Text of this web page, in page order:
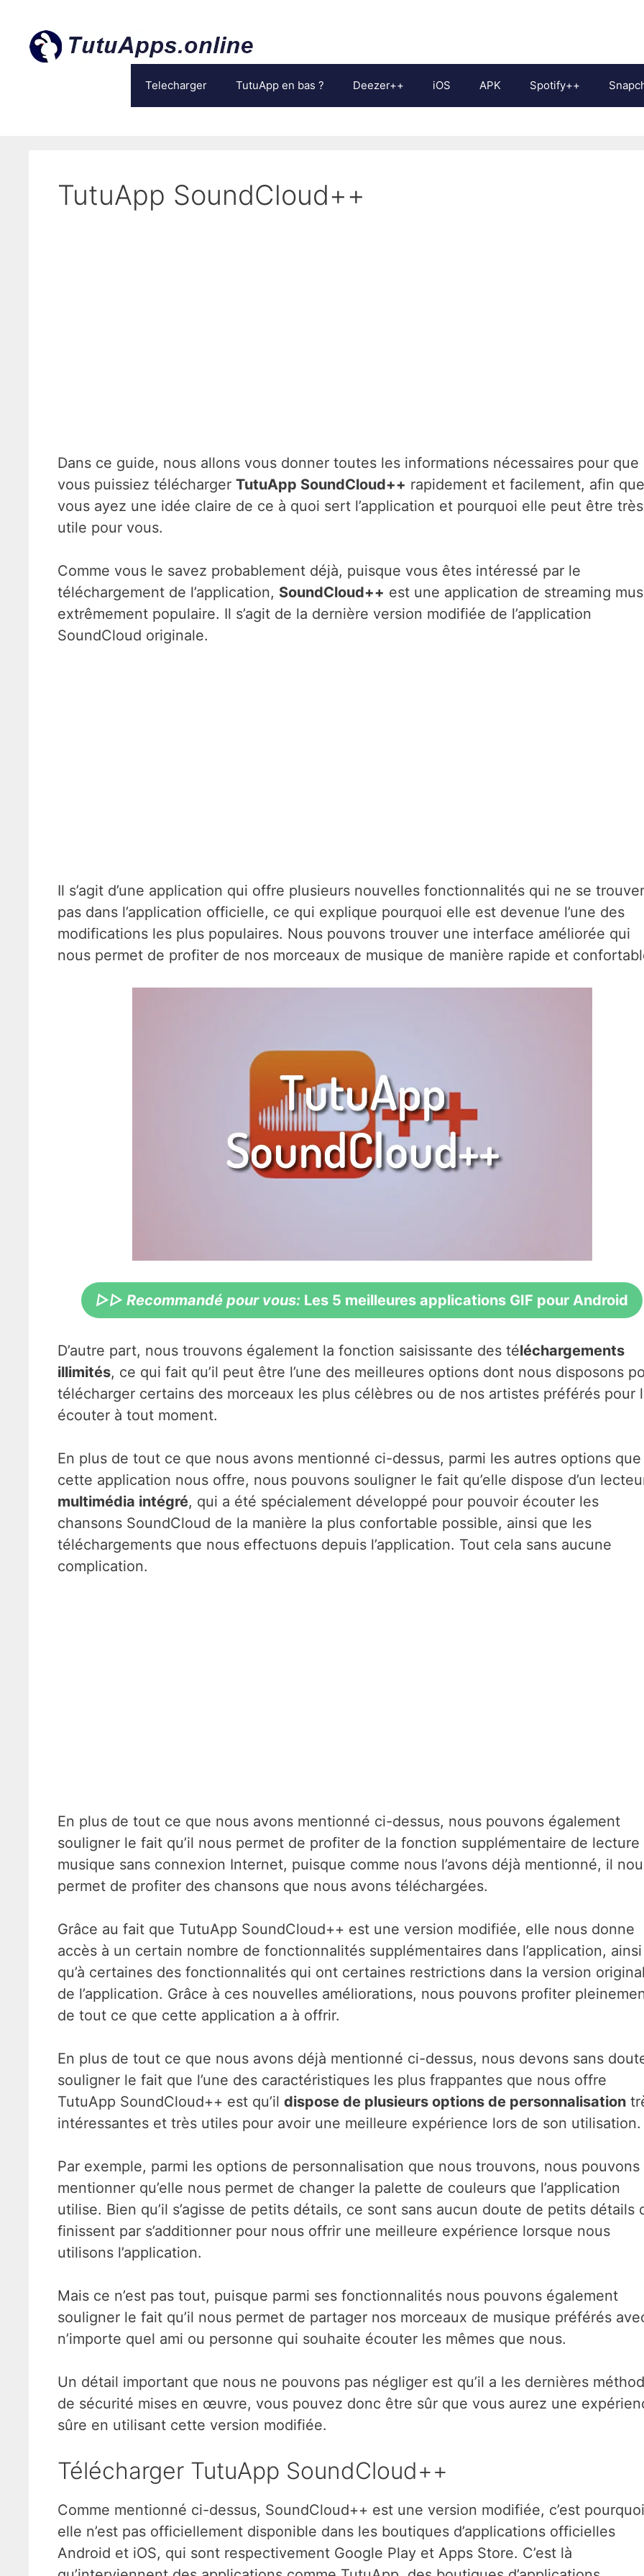
contenu
Telecharger TutuApp en bas ? Deezer++ iOS APK Spotify++
TutuApp SoundCloud++
Dans ce guide, nous allons vous donner toutes les informations nécessaires pour que
vous puissiez télécharger TutuApp SoundCloud++ rapidement et facilement, afin que
vous ayez une idée claire de ce à quoi sert l’application et pourquoi elle peut être très
utile pour vous.
Comme vous le savez probablement déjà, puisque vous êtes intéressé par le
téléchargement de l’application, SoundCloud++ est une application de streaming
extrêmement populaire. Il s’agit de la dernière version modifiée de l’application
SoundCloud originale.
Il s’agit d’une application qui offre plusieurs nouvelles fonctionnalités qui ne se
pas dans l’application officielle, ce qui explique pourquoi elle est devenue l’une des
modifications les plus populaires. Nous pouvons trouver une interface améliorée qui
nous permet de profiter de nos morceaux de musique de manière rapide et
▷▷ Recommandé pour vous: Les 5 meilleures applications GIF pour Android
D’autre part, nous trouvons également la fonction saisissante des téléchargements
illimités, ce qui fait qu’il peut être l’une des meilleures options dont nous disposons
télécharger certains des morceaux les plus célèbres ou de nos artistes préférés pour
écouter à tout moment.
En plus de tout ce que nous avons mentionné ci-dessus, parmi les autres options que
cette application nous offre, nous pouvons souligner le fait qu’elle dispose d’un
multimédia intégré, qui a été spécialement développé pour pouvoir écouter les
chansons SoundCloud de la manière la plus confortable possible, ainsi que les
téléchargements que nous effectuons depuis l’application. Tout cela sans aucune
complication.
En plus de tout ce que nous avons mentionné ci-dessus, nous pouvons également
souligner le fait qu’il nous permet de profiter de la fonction supplémentaire de lecture
musique sans connexion Internet, puisque comme nous l’avons déjà mentionné, il
permet de profiter des chansons que nous avons téléchargées.
Grâce au fait que TutuApp SoundCloud++ est une version modifiée, elle nous donne
accès à un certain nombre de fonctionnalités supplémentaires dans l’application, ainsi
qu’à certaines des fonctionnalités qui ont certaines restrictions dans la version
de l’application. Grâce à ces nouvelles améliorations, nous pouvons profiter
de tout ce que cette application a à offrir.
En plus de tout ce que nous avons déjà mentionné ci-dessus, nous devons sans
souligner le fait que l’une des caractéristiques les plus frappantes que nous offre
TutuApp SoundCloud++ est qu’il dispose de plusieurs options de personnalisation
intéressantes et très utiles pour avoir une meilleure expérience lors de son utilisation.
Par exemple, parmi les options de personnalisation que nous trouvons, nous pouvons
mentionner qu’elle nous permet de changer la palette de couleurs que l’application
utilise. Bien qu’il s’agisse de petits détails, ce sont sans aucun doute de petits détails
finissent par s’additionner pour nous offrir une meilleure expérience lorsque nous
utilisons l’application.
Mais ce n’est pas tout, puisque parmi ses fonctionnalités nous pouvons également
souligner le fait qu’il nous permet de partager nos morceaux de musique préférés
n’importe quel ami ou personne qui souhaite écouter les mêmes que nous.
Un détail important que nous ne pouvons pas négliger est qu’il a les dernières
de sécurité mises en œuvre, vous pouvez donc être sûr que vous aurez une
sûre en utilisant cette version modifiée.
Télécharger TutuApp SoundCloud++
Comme mentionné ci-dessus, SoundCloud++ est une version modifiée, c’est pourquoi
elle n’est pas officiellement disponible dans les boutiques d’applications officielles
Android et iOS, qui sont respectivement Google Play et Apps Store. C’est là